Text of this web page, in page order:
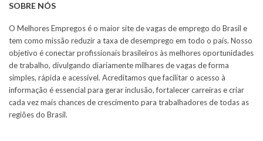
SOBRE NÓS
O Melhores Empregos é o maior site de vagas de emprego do Brasil e
tem como missão reduzir a taxa de desemprego em todo o país. Nosso
objetivo é conectar profissionais brasileiros às melhores oportunidades
de trabalho, divulgando diariamente milhares de vagas de forma
simples, rápida e acessível. Acreditamos que facilitar o acesso à
informação é essencial para gerar inclusão, fortalecer carreiras e criar
cada vez mais chances de crescimento para trabalhadores de todas as
regiões do Brasil.